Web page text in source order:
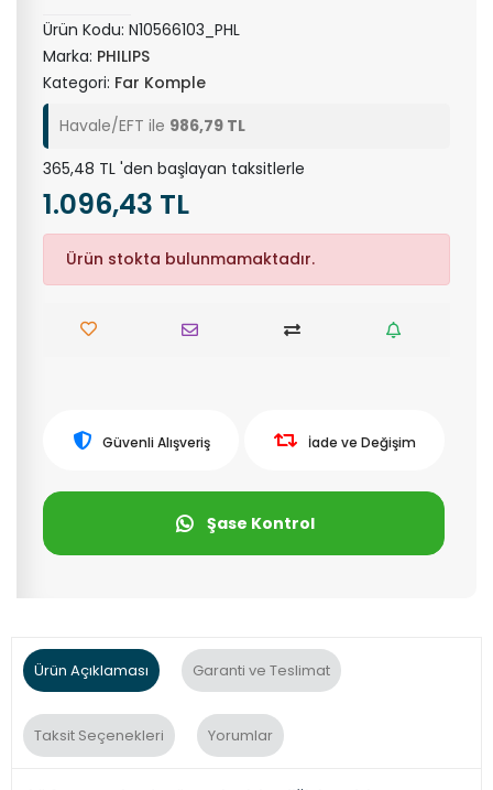
Ürün Kodu: N10566103_PHL
Marka: PHILIPS
Kategori: Far Komple
Havale/EFT ile 986,79 TL
365,48 TL 'den başlayan taksitlerle
1.096,43 TL
Ürün stokta bulunmamaktadır.
Güvenli Alışveriş İade ve Değişim
Şase Kontrol
Ürün Açıklaması Garanti ve Teslimat
Taksit Seçenekleri Yorumlar